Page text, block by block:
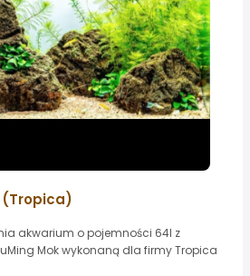
(Tropica)
akwarium o pojemności 64l z
Mok wykonaną dla firmy Tropica